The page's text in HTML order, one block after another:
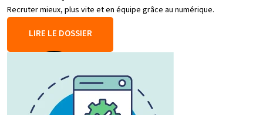
Recruter mieux, plus vite et en équipe grâce au numérique.
LIRE LE DOSSIER